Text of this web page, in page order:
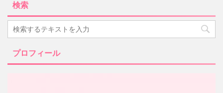
検索
プロフィール